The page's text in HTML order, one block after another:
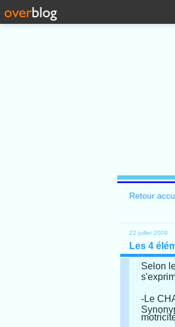
Retour
22 juillet 2009
Les 4
Selon
-Le